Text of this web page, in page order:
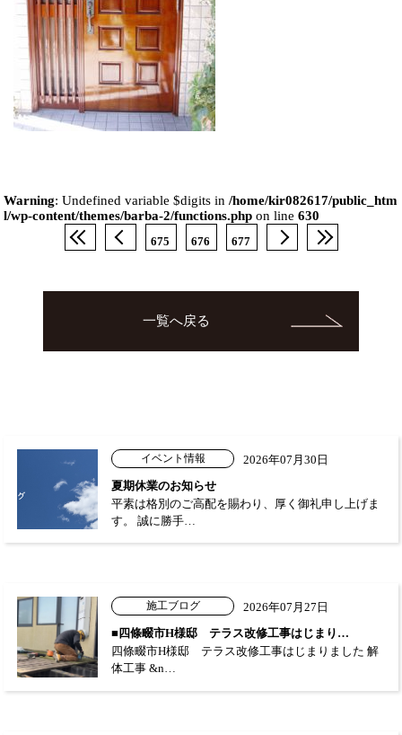
Warning: Undefined variable $digits in/home/kir082617/public_htm
l/wp-content/themes/barba-2/functions.php on line630
675 676 677
一覧へ戻る
イベント情報
2026年07月30日
夏期休業のお知らせ
平素は格別のご高配を賜わり、厚く御礼申し上げま
す。 誠に勝手…
施工ブログ
2026年07月27日
■四條畷市H様邸 テラス改修工事はじまり…
四條畷市H様邸 テラス改修工事はじまりました 解
体工事 &n…